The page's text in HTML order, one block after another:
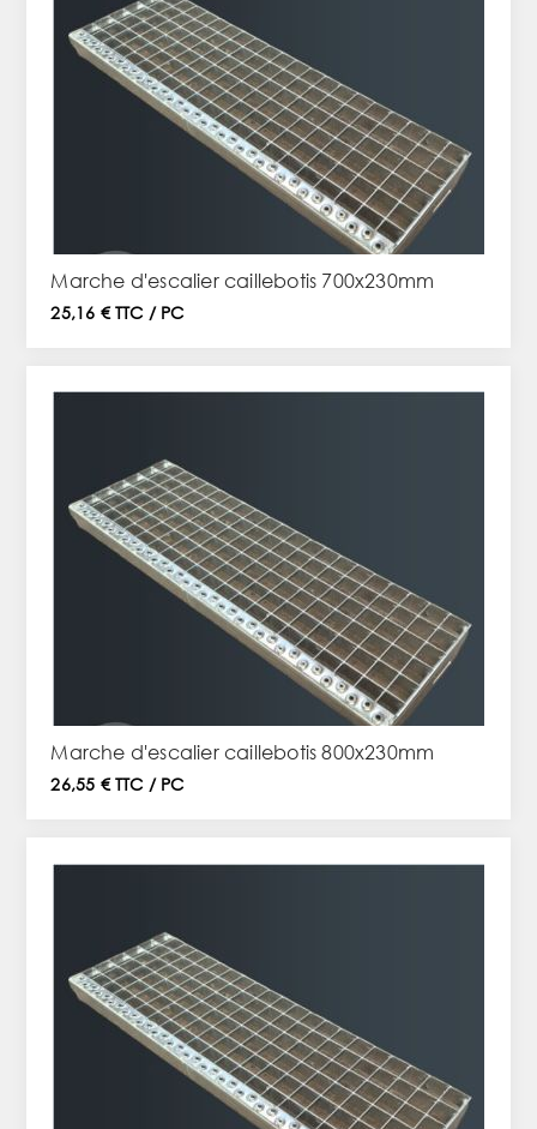
Marche d'escalier caillebotis 700x230mm
25,16 € TTC / PC
Marche d'escalier caillebotis 800x230mm
26,55 € TTC / PC